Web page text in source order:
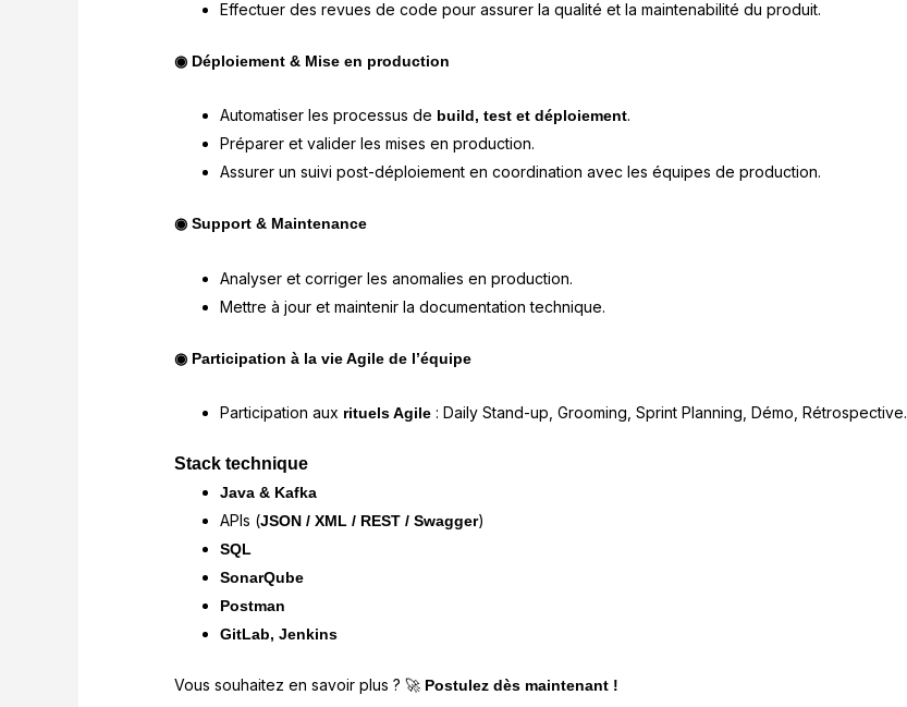
Effectuer des revues de code pour assurer la qualité et la maintenabilité du produit.
◉ Déploiement & Mise en production
Automatiser les processus de build, test et déploiement.
Préparer et valider les mises en production.
Assurer un suivi post-déploiement en coordination avec les équipes de production.
◉ Support & Maintenance
Analyser et corriger les anomalies en production.
Mettre à jour et maintenir la documentation technique.
◉ Participation à la vie Agile de l’équipe
Participation aux rituels Agile : Daily Stand-up, Grooming, Sprint Planning, Démo, Rétrospective.
Stack technique
Java & Kafka
APIs (JSON / XML / REST / Swagger)
SQL
SonarQube
Postman
GitLab, Jenkins
Vous souhaitez en savoir plus ? 🚀 Postulez dès maintenant !